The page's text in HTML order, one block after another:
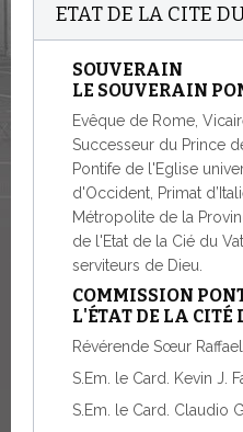
ETAT DE LA CITE
SOUVERAIN
LE SOUVERAIN
Evêque de Rome,
Successeur du Prince
Pontife de l'Eglise
d'Occident, Primat
Métropolite de la
de l'Etat de la Cié du
serviteurs de Dieu.
COMMISSION
L'ÉTAT DE LA CITÉ
Révérende Sœur
S.Em. le Card. Kevin J.
S.Em. le Card. Claudio